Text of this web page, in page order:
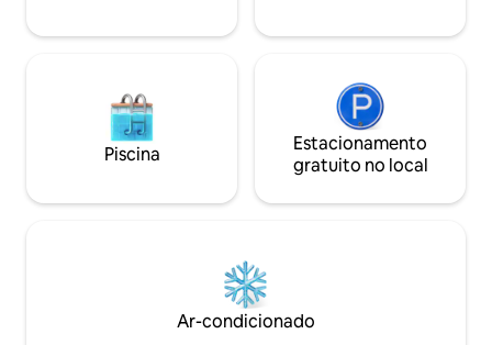
Piscina
Estacionamento
gratuito no local
Ar-condicionado